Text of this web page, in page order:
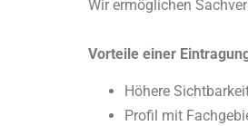
Wir ermöglichen
Vorteile einer
Höhere
Profil mit